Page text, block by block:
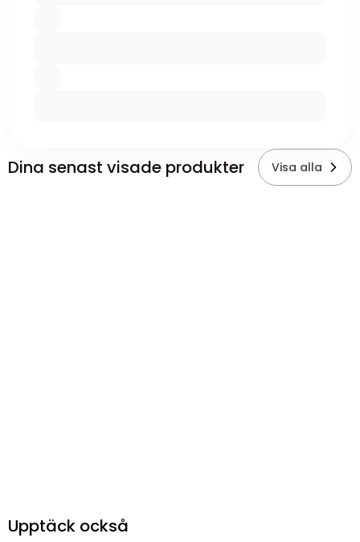
Dina senast visade produkter Visa alla
Upptäck också